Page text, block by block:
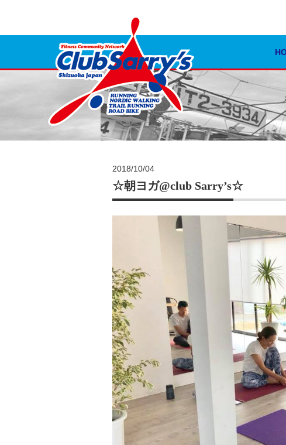
2018/10/04
☆朝ヨガ@club Sarry’s☆